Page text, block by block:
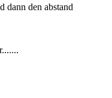
dann den abstand